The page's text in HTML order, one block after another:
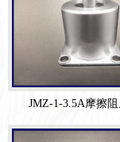
JMZ-1-3.5A摩擦